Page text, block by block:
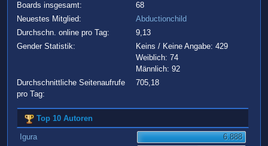
Boards insgesamt:
68
Neuestes Mitglied:
Abductionchild
Durchschn. online pro Tag:
9,13
Gender Statistik:
Keins / Keine Angabe: 429
Weiblich: 74
Männlich: 92
Durchschnittliche Seitenaufrufe
pro Tag:
705,18
Top 10 Autoren
Igura
6.888